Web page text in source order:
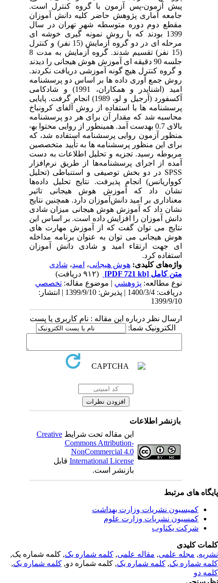
پیش آزمون-پس آزمون با گروه کنترل است.
جامعه آماری پژوهش حاضر کلیه دانش آموزان
مقطع دوم دوره متوسطه شهر تهران در سال
1399 بودند که با روش نمونه گیری خوشه ای
مرحله ای در دو گروه آزمایش (15 نفر) و کنترل
گروه آزمایش به مدت 8
جلسه 90 دقیقه ای آموزش هوش هیجانی را دیدند
و گروه کنترل هیچ گونه آموزشی دریافت نکردند.
روش جمع ­آوری داده ­ها بر اساس دو پرسشنامه
امید (اشنایدر و همکاران، 1991) و شادکامی
آکسفورد (آرجیل و لو، 1989) انجام گرفت. پایایی
پرسشنامه­ ها با استفاده از روش آلفای کرونباخ
محاسبه شد که مقدار آن برای هر دو پرسشنامه
بالای 0.7 به­دست آمد. همین­طور از روایی محتوا به­
منظور آزمون روایی پرسشنامه استفاده شد، که
برای این منظور پرسشنامه ­ها به تأیید متخصصین
مربوطه رسید. تجزیه ­و­ تحلیل اطلاعات به ­دست
آمده از اجرای پرسشنامهها از طریق نرم افزار
SPSSدر دو بخش توصیفی و استنباطی (تحلیل
کوواریانس) انجام پذیرفت. نتایج تحلیل داده‌ها
نشان داد که آموزش هوش هیجانی تاثیر
معناداری بر امید دانش‌آموزان دارد. همچنین نتایج
نشان داد که آموزش هوش هیجانی میزان شادی
دانش آموزان را افزایش داده است.بر اساس این
نتایج می توان گفت که از آموزش مهارت های
هوش هیجانی می توان به عنوان برنامه مداخله
ای جهت ارتقاء امید و شادی دانش آموزان
استفاده کرد.
واژه‌های کلیدی:هوش هیجانی،امید،شادی
متن کامل[PDF 721 kb]
نوع مطالعه:پژوهشي| موضوع مقاله:تخصصي
دریافت: 1400/3/4 | پذیرش: 1399/9/10 | انتشار:
1399/9/10
ارسال نظر درباره این مقاله : نام کاربری یا پست
الکترونیک شما:
بازنشر اطلاعات
این مقاله تحت شرایطCreative
Commons Attribution-
NonCommercial 4.0
International Licenseقابل
بازنشر است.
های مرتبط
کمیسیون نشریات وزارت بهداشت
کمسیون نشریات وزارت علوم
شرکت یکتاوب
کلیدی
,مجله علمی, مقاله علمی, کلمه شماره یک, کلمه شماره یک,
شماره یک,کلمه شماره یک, کلمه شماره دو,کلمه شماره یک,
دو